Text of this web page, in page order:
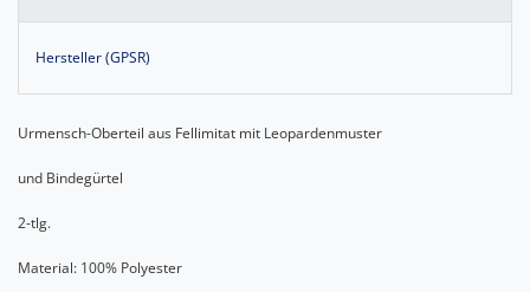
Hersteller (GPSR)
Urmensch-Oberteil aus Fellimitat mit Leopardenmuster
und Bindegürtel
2-tlg.
Material: 100% Polyester